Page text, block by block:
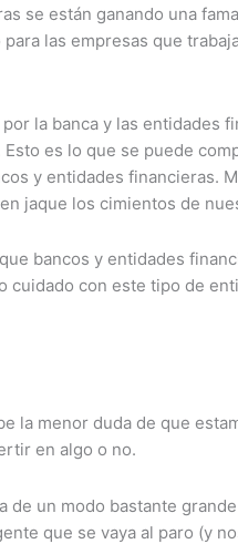
se están ganando una
las empresas que
la banca y las entidades
es lo que se puede
y entidades financieras.
jaque los cimientos de
bancos y entidades
con este tipo de
la menor duda de que
en algo o no.
un modo bastante
que se vaya al paro (y